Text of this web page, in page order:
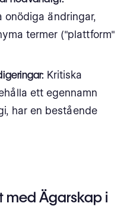
onödiga ändringar,
termer ("plattform"
Kritiska
ett egennamn
har en bestående
med Ägarskap i